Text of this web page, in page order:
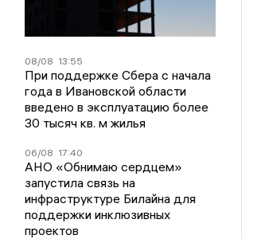
08/08 13:55
При поддержке Сбера с начала
года в Ивановской области
введено в эксплуатацию более
30 тысяч кв. м жилья
06/08 17:40
АНО «Обнимаю сердцем»
запустила связь на
инфраструктуре Билайна для
поддержки инклюзивных
проектов